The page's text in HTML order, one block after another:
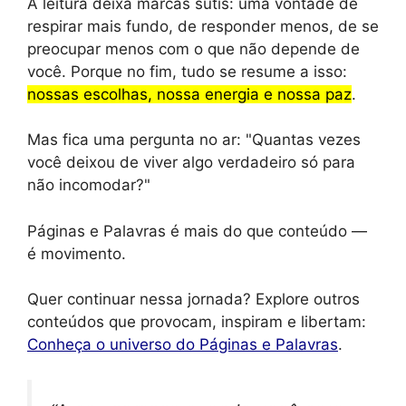
respirar mais fundo, de responder menos, de se
preocupar menos com o que não depende de
você. Porque no fim, tudo se resume a isso:
nossas escolhas, nossa energia e nossa paz.
Mas fica uma pergunta no ar:
Quantas vezes
você deixou de viver algo verdadeiro só para
não incomodar?
Páginas e Palavras é mais do que conteúdo —
é movimento.
Quer continuar nessa jornada? Explore outros
conteúdos que provocam, inspiram e libertam:
Conheça o universo do Páginas e Palavras.